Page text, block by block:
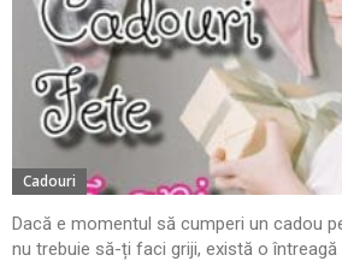
Cadouri
Dacă e momentul să cumperi un cadou
nu trebuie să-ți faci griji, există o întreagă